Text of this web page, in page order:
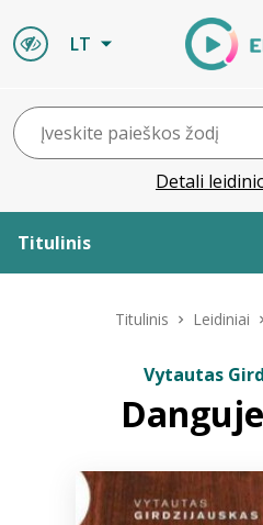
LT
Detali
Titulinis
ELVIS atvyksta
Naujienos
Titulinis Leidiniai
Vytautas